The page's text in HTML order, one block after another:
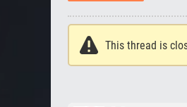
This thread is